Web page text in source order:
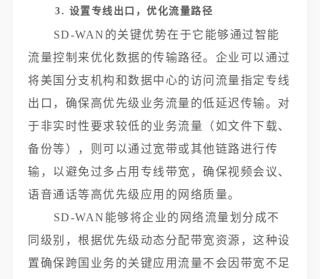
3. 设置专线出口，优化流量路径
SD-WAN的关键优势在于它能够通过智能
流量控制来优化数据的传输路径。企业可以通过
将美国分支机构和数据中心的访问流量指定专线
出口，确保高优先级业务流量的低延迟传输。对
于非实时性要求较低的业务流量（如文件下载、
备份等），则可以通过宽带或其他链路进行传
输，以避免过多占用专线带宽，确保视频会议、
语音通话等高优先级应用的网络质量。
SD-WAN能够将企业的网络流量划分成不
同级别，根据优先级动态分配带宽资源，这种设
置确保跨国业务的关键应用流量不会因带宽不足